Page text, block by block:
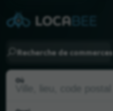
Recherche de commerces
Où